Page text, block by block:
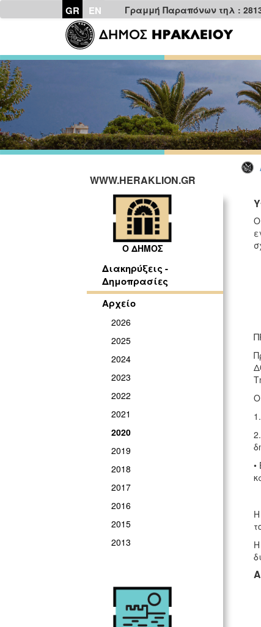
GR EN Γραμμή Παραπόνων τηλ :
WWW.HERAKLION.GR
Ο ΔΗΜΟΣ
Διακηρύξεις -
Δημοπρασίες
Αρχείο
2026
2025
2024
2023
2022
2021
2020
2019
2018
2017
2016
2015
2013
Ο
•